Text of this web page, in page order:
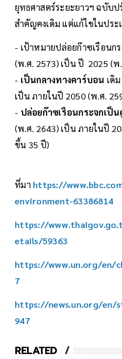
ยุทธศาสตร์ระยะยาวฯ ฉบับป
สำคัญคงเดิม แต่แก้ไขในปร
- เป้าหมายปล่อยก๊าซเรือนก
(พ.ศ. 2573) เป็น ปี 2025 (พ
- เป็นกลางทางคาร์บอน เดิ
เป็น ภายในปี 2050 (พ.ศ.
- ปล่อยก๊าซเรือนกระจกเป็
(พ.ศ. 2643) เป็น ภายในปี
ขึ้น 35 ปี)
ที่มา https://
environment-63386814
https://
etails/59363
https://www.un.org/en/
7
https://news.un.org/en/
947
RELATED